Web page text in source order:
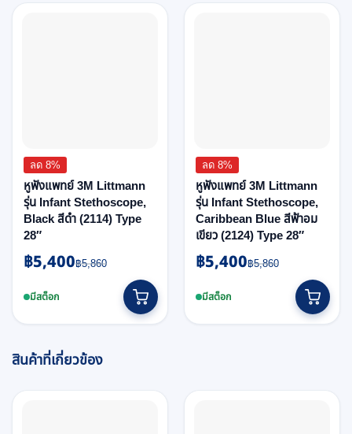
ลด 8%
หูฟังแพทย์ 3M Littmann
รุ่น Infant Stethoscope,
Black สีดำ (2114) Type
28″
฿5,860
Original
was:
฿5,400
Current
is:มีสต็อก
ลด 8%
หูฟังแพทย์ 3M Littmann
รุ่น Infant Stethoscope,
Caribbean Blue สีฟ้าอม
เขียว (2124) Type 28″
฿5,860
Original
was:
฿5,400
Current
is:มีสต็อก
สินค้าที่เกี่ยวข้อง